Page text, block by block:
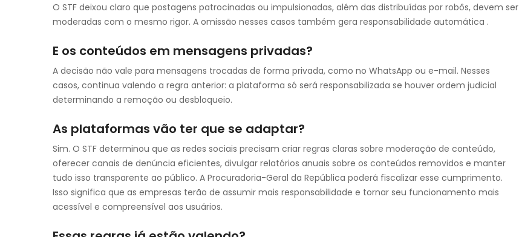
O STF deixou claro que postagens patrocinadas ou impulsionadas, além das distribuídas por robôs, devem ser
moderadas com o mesmo rigor. A omissão nesses casos também gera responsabilidade automática .
E os conteúdos em mensagens privadas?
A decisão não vale para mensagens trocadas de forma privada, como no WhatsApp ou e-mail. Nesses
casos, continua valendo a regra anterior: a plataforma só será responsabilizada se houver ordem judicial
determinando a remoção ou desbloqueio.
As plataformas vão ter que se adaptar?
Sim. O STF determinou que as redes sociais precisam criar regras claras sobre moderação de conteúdo,
oferecer canais de denúncia eficientes, divulgar relatórios anuais sobre os conteúdos removidos e manter
tudo isso transparente ao público. A Procuradoria-Geral da República poderá fiscalizar esse cumprimento.
Isso significa que as empresas terão de assumir mais responsabilidade e tornar seu funcionamento mais
acessível e compreensível aos usuários.